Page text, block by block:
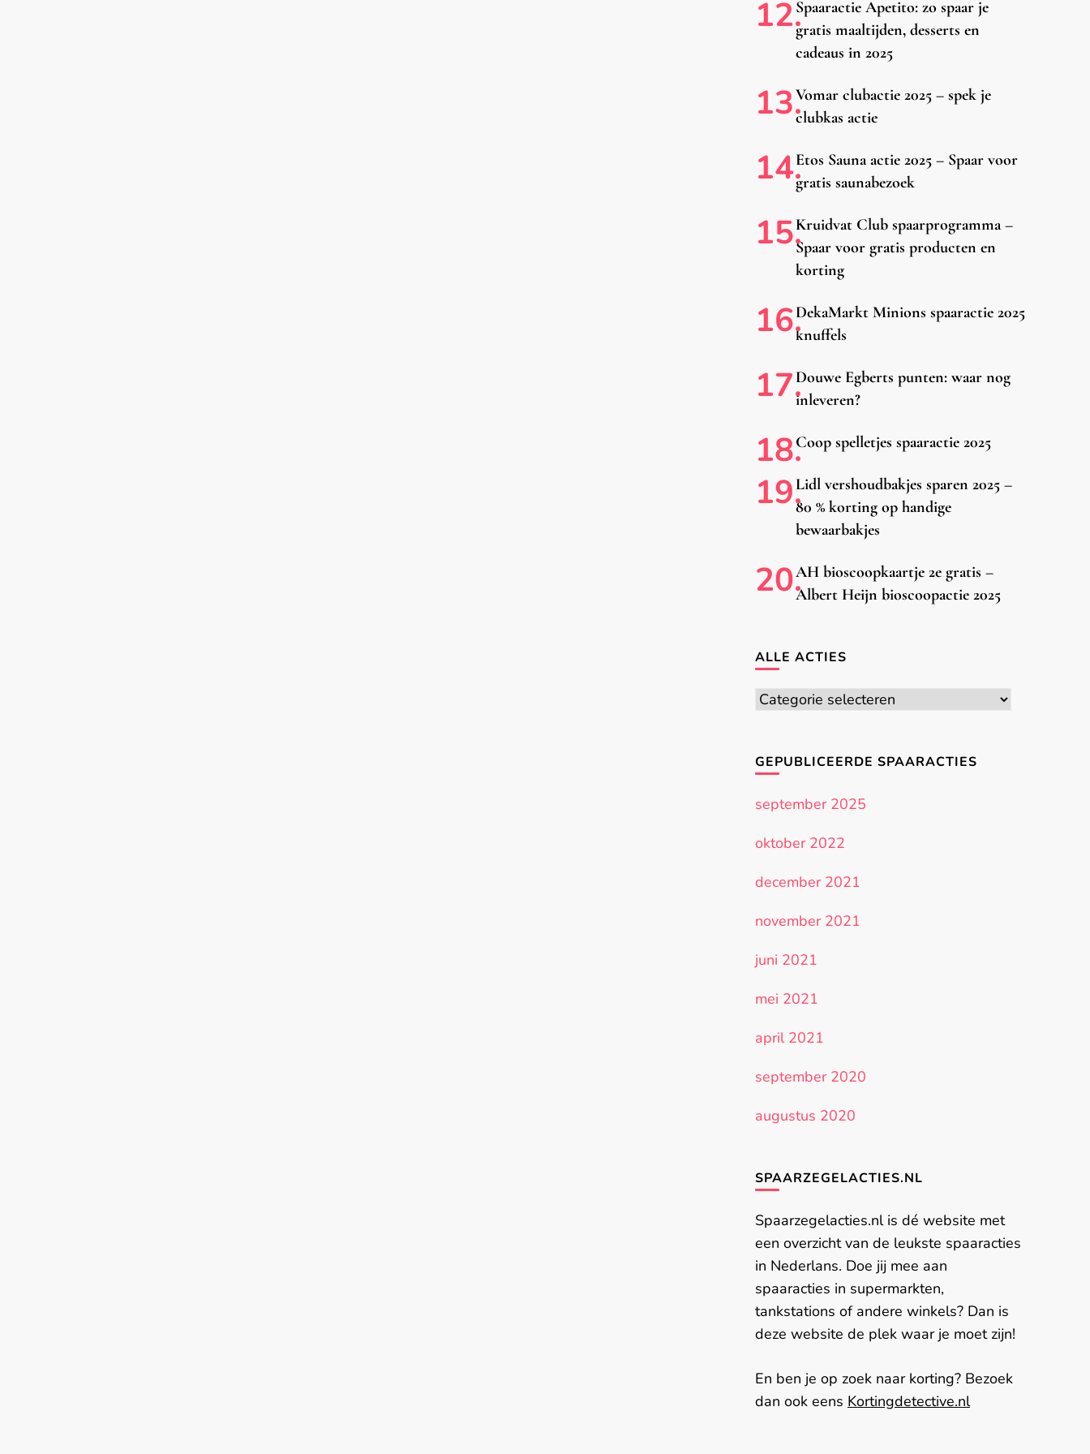
Spaaractie Apetito: zo spaar je
gratis maaltijden, desserts en
cadeaus in 2025
Vomar clubactie 2025 – spek je
clubkas actie
Etos Sauna actie 2025 – Spaar voor
gratis saunabezoek
Kruidvat Club spaarprogramma –
Spaar voor gratis producten en
korting
DekaMarkt Minions spaaractie 2025
knuffels
Douwe Egberts punten: waar nog
inleveren?
Coop spelletjes spaaractie 2025
Lidl vershoudbakjes sparen 2025 –
80 % korting op handige
bewaarbakjes
AH bioscoopkaartje 2e gratis –
Albert Heijn bioscoopactie 2025
ALLE ACTIES
Alle
GEPUBLICEERDE SPAARACTIES
september 2025
oktober 2022
december 2021
november 2021
juni 2021
mei 2021
april 2021
september 2020
augustus 2020
SPAARZEGELACTIES.NL
Spaarzegelacties.nl is dé website met
een overzicht van de leukste spaaracties
in Nederlans. Doe jij mee aan
spaaracties in supermarkten,
tankstations of andere winkels? Dan is
deze website de plek waar je moet zijn!
En ben je op zoek naar korting? Bezoek
dan ook eens Kortingdetective.nl